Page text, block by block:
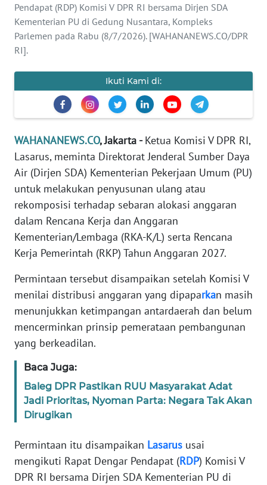
Pendapat (RDP) Komisi V DPR RI bersama Dirjen SDA
Kementerian PU di Gedung Nusantara, Kompleks
Parlemen pada Rabu (8/7/2026). [WAHANANEWS.CO/DPR
RI].
Ikuti Kami di:
WAHANANEWS.CO, Jakarta -Ketua Komisi V DPR RI,
Lasarus, meminta Direktorat Jenderal Sumber Daya
Air (Dirjen SDA) Kementerian Pekerjaan Umum (PU)
untuk melakukan penyusunan ulang atau
rekomposisi terhadap sebaran alokasi anggaran
dalam Rencana Kerja dan Anggaran
Kementerian/Lembaga (RKA-K/L) serta Rencana
Kerja Pemerintah (RKP) Tahun Anggaran 2027.
Permintaan tersebut disampaikan setelah Komisi V
menilai distribusi anggaran yang dipaparkan masih
menunjukkan ketimpangan antardaerah dan belum
mencerminkan prinsip pemerataan pembangunan
yang berkeadilan.
Baca Juga:
Baleg DPR Pastikan RUU Masyarakat Adat
Jadi Prioritas, Nyoman Parta: Negara Tak Akan
Dirugikan
Permintaan itu disampaikan Lasarus usai
mengikuti Rapat Dengar Pendapat (RDP) Komisi V
DPR RI bersama Dirjen SDA Kementerian PU di
OLAHRAGA
OPINI
EDITORIAL
Informasi
INDEKS
BERITA
KONTAK
KAMI
INFO
IKLAN
TENTANG
KAMI
PEDOMAN
SIBER
REDAKSI
KARIR
DISCLAIMER
Wahana